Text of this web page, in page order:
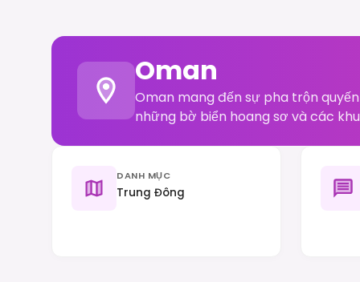
Oman
Oman mang đến sự pha trộn
những bờ biển hoang sơ và các
DANH MỤC
Trung Đông